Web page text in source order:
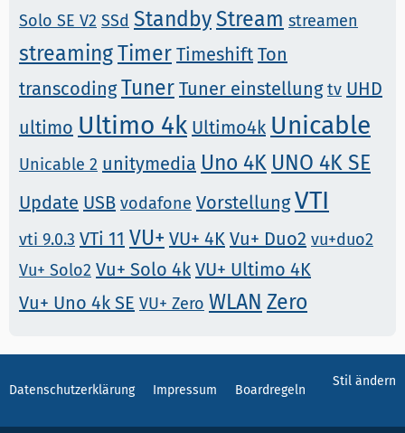
Solo SE V2 SSd StandbyStream streamen
streamingTimer Timeshift Ton
transcoding Tuner Tuner einstellung tv UHD
ultimo Ultimo 4k Ultimo4k Unicable
Unicable 2 unitymedia Uno 4K UNO 4K SE
Update USB vodafone Vorstellung VTI
vti 9.0.3 VTi 11 VU+ VU+ 4K Vu+ Duo2 vu+duo2
Vu+ Solo2 Vu+ Solo 4k VU+ Ultimo 4K
Vu+ Uno 4k SE VU+ Zero WLAN Zero
Stil ändern
Datenschutzerklärung Impressum Boardregeln